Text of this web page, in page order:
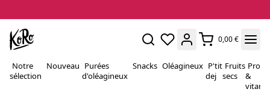
0,00 €
Notre
sélection
Nouveau Purées
d'oléagineux
Snacks Oléagineux P'tit
dej
Fruits
secs
&